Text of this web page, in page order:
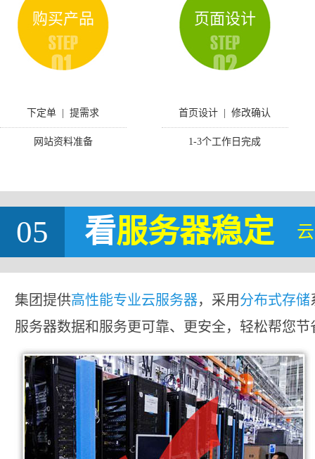
购买产品
下定单 | 提需求
网站资料准备
页面设计
首页设计 | 修改确认
1-3个工作日完成
05 看服务器稳定
集团提供高性能专业云服务器，采用分布式存储
服务器数据和服务更可靠、更安全，轻松帮您节